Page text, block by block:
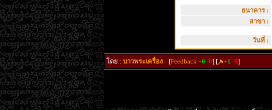
ธนาคาร :
สาขา :
วันที่ :
โดย : บาวพระเครื่อง [Feedback +0 -0] [ +1 -0]